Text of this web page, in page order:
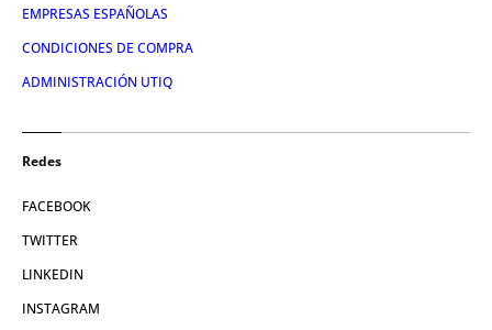
EMPRESAS ESPAÑOLAS
CONDICIONES DE COMPRA
ADMINISTRACIÓN UTIQ
Redes
FACEBOOK
TWITTER
LINKEDIN
INSTAGRAM